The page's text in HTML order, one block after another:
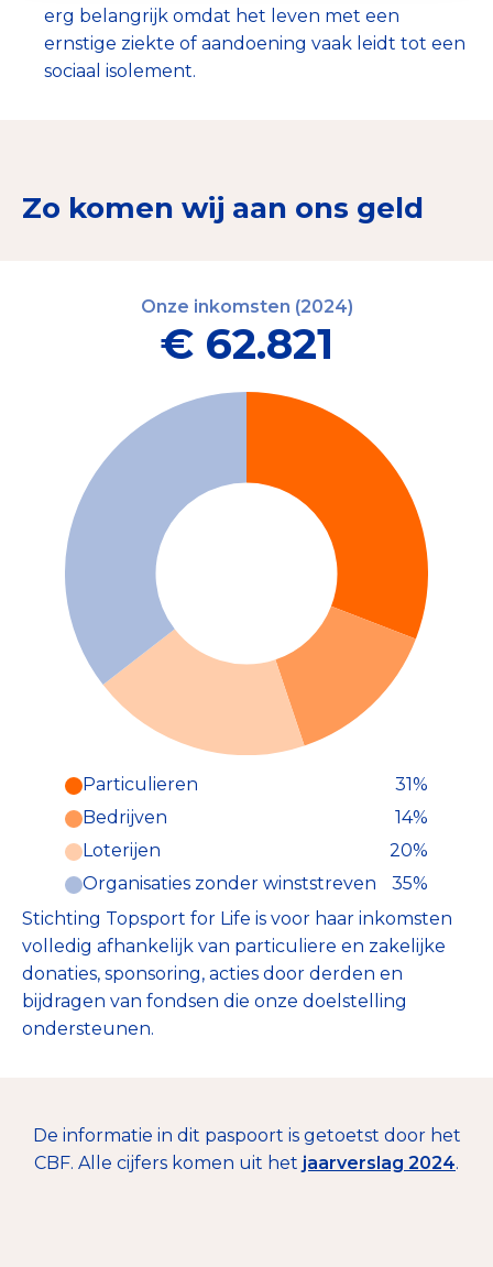
erg belangrijk omdat het leven met een
ernstige ziekte of aandoening vaak leidt tot een
sociaal isolement.
Zo komen wij aan ons geld
Onze inkomsten (2024)
€ 62.821
Particulieren (31%)
Deze inkomsten zijn als volgt
onderverdeeld:
Particulieren
31%
Bedrijven
14%
Loterijen
20%
Organisaties zonder winststreven
35%
Stichting Topsport for Life is voor haar inkomsten
volledig afhankelijk van particuliere en zakelijke
donaties, sponsoring, acties door derden en
bijdragen van fondsen die onze doelstelling
ondersteunen.
De informatie in dit paspoort is getoetst door het
CBF. Alle cijfers komen uit het jaarverslag 2024.